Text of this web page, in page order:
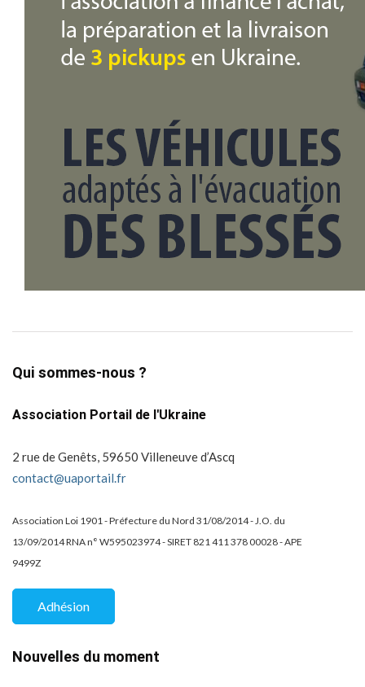
Qui sommes-nous ?
Association Portail de l'Ukraine
2 rue de Genêts, 59650 Villeneuve d’Ascq
contact@uaportail.fr
Association Loi 1901 - Préfecture du Nord 31/08/2014 - J.O. du
13/09/2014 RNA n° W595023974 - SIRET 821 411 378 00028 - APE
9499Z
Adhésion
Nouvelles du moment